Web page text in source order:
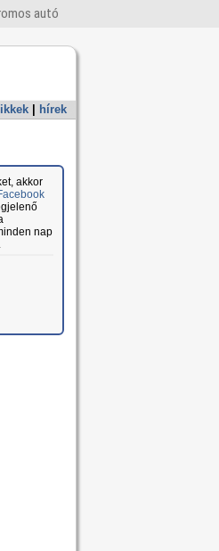
autó
hírek
akkor
nap